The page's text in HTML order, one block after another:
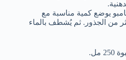
يوضع كمية مناسبة مع
من الجذور. ثم يُشطف بالماء